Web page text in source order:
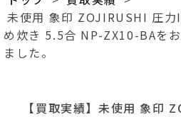
未使用 象印 ZOJIRUSHI 圧力
め炊き 5.5合 NP-ZX10-BAを
ました。
【買取実績】未使用 象印